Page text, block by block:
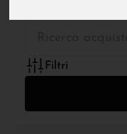
Filtri